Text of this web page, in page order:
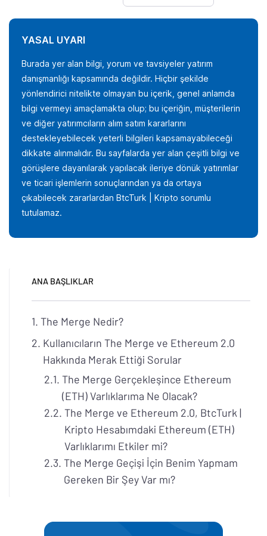
YASAL UYARI
Burada yer alan bilgi, yorum ve tavsiyeler yatırım
danışmanlığı kapsamında değildir. Hiçbir şekilde
yönlendirici nitelikte olmayan bu içerik, genel anlamda
bilgi vermeyi amaçlamakta olup; bu içeriğin, müşterilerin
ve diğer yatırımcıların alım satım kararlarını
destekleyebilecek yeterli bilgileri kapsamayabileceği
dikkate alınmalıdır. Bu sayfalarda yer alan çeşitli bilgi ve
görüşlere dayanılarak yapılacak ileriye dönük yatırımlar
ve ticari işlemlerin sonuçlarından ya da ortaya
çıkabilecek zararlardan BtcTurk | Kripto sorumlu
tutulamaz.
ANA BAŞLIKLAR
The Merge Nedir?
Kullanıcıların The Merge ve Ethereum 2.0
Hakkında Merak Ettiği Sorular
The Merge Gerçekleşince Ethereum
(ETH) Varlıklarıma Ne Olacak?
The Merge ve Ethereum 2.0, BtcTurk |
Kripto Hesabımdaki Ethereum (ETH)
Varlıklarımı Etkiler mi?
The Merge Geçişi İçin Benim Yapmam
Gereken Bir Şey Var mı?